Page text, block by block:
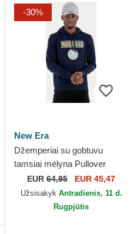
-30%
New Era
Džemperiai su gobtuvu
tamsiai mėlyna Pullover
Hoody Denver Nuggets NBA
New Era
EUR 64,95 EUR 45,47
Užsisakyk Antradienis, 11 d.
Rugpjūtis